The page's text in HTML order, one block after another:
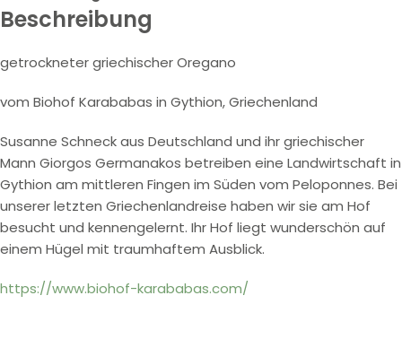
Beschreibung
getrockneter griechischer Oregano
vom Biohof Karababas in Gythion, Griechenland
Susanne Schneck aus Deutschland und ihr griechischer
Mann Giorgos Germanakos betreiben eine Landwirtschaft in
Gythion am mittleren Fingen im Süden vom Peloponnes. Bei
unserer letzten Griechenlandreise haben wir sie am Hof
besucht und kennengelernt. Ihr Hof liegt wunderschön auf
einem Hügel mit traumhaftem Ausblick.
https://www.biohof-karababas.com/